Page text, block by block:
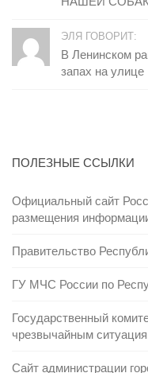
ЭЛЯ ГОВОРИТ:
В Ленинском
запах на улице
ПОЛЕЗНЫЕ ССЫЛКИ
Официальный сайт
размещения
Правительство
ГУ МЧС России по
Государственный
чрезвычайным
Сайт администрации